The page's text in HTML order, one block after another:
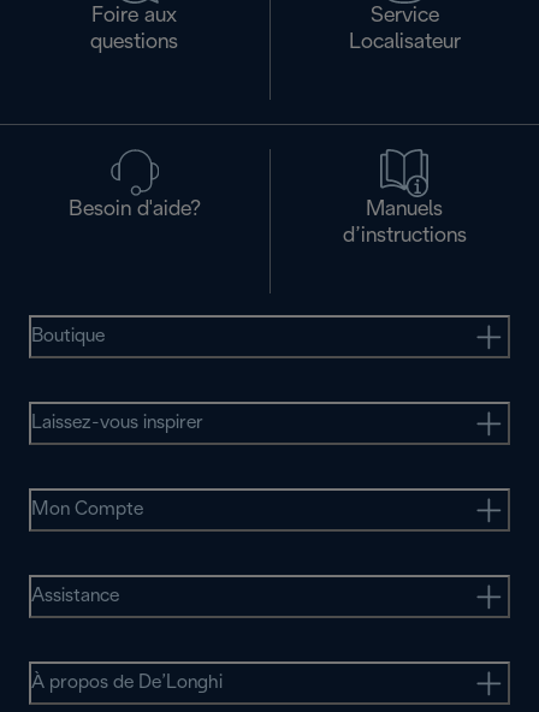
Foire aux
questions
Service
Localisateur
Besoin d'aide?
Manuels
d’instructions
Boutique
Laissez-vous inspirer
Mon Compte
Assistance
À propos de De’Longhi